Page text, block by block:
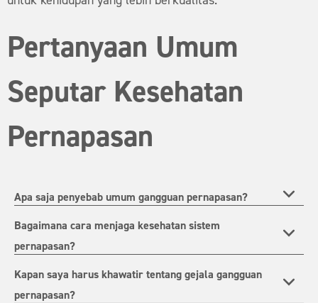
Pertanyaan Umum
Seputar Kesehatan
Pernapasan
Apa saja penyebab umum gangguan pernapasan?
Bagaimana cara menjaga kesehatan sistem
pernapasan?
Kapan saya harus khawatir tentang gejala gangguan
pernapasan?